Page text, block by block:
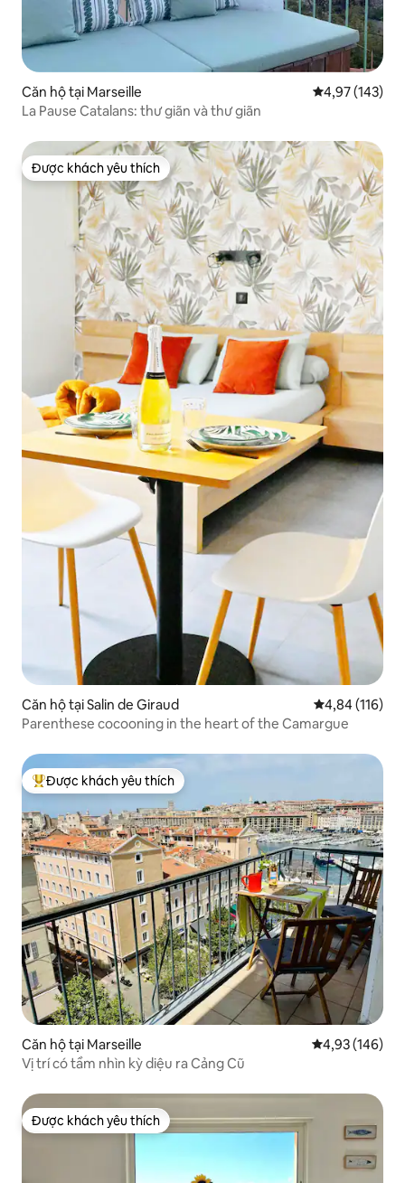
Căn hộ tại Marseille Xếp hạng
4,97 (143)
La Pause Catalans: thư giãn và thư giãn
Được khách yêu thích
Được khách yêu thích
Căn hộ tại Salin de Giraud Xếp hạng
4,84 (116)
Parenthese cocooning in the heart of the Camargue
Được khách yêu thích nhất
Được khách yêu thích
Căn hộ tại Marseille Xếp hạng
4,93 (146)
Vị trí có tầm nhìn kỳ diệu ra Cảng Cũ
Được khách yêu thích
Được khách yêu thích